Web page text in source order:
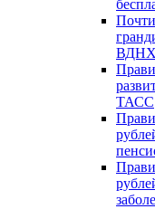
ВДНХ
ТАСС